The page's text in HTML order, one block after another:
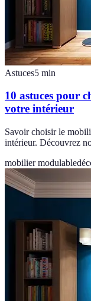
Astuces5 min
10 astuces pour
votre intérieur
Savoir choisir le
intérieur. Découvrez
mobilier modulable